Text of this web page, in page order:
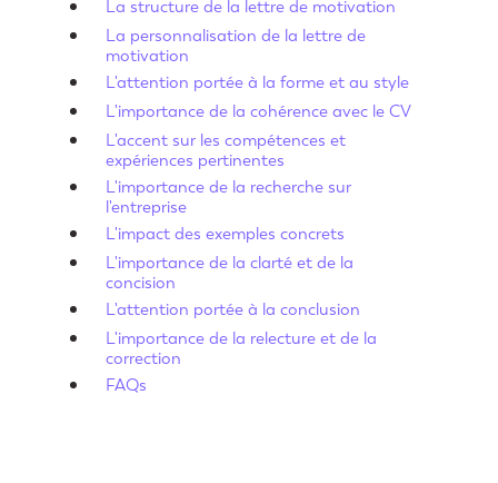
La structure de la lettre de motivation
La personnalisation de la lettre de
motivation
L'attention portée à la forme et au style
L'importance de la cohérence avec le CV
L'accent sur les compétences et
expériences pertinentes
L'importance de la recherche sur
l'entreprise
L'impact des exemples concrets
L'importance de la clarté et de la
concision
L'attention portée à la conclusion
L'importance de la relecture et de la
correction
FAQs